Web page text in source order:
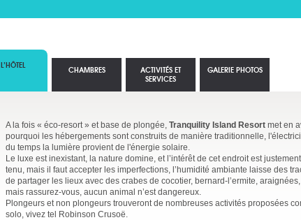
L’HÔTEL
A la fois « éco-resort » et base de plongée, Tranquility Island Resort met en
pourquoi les hébergements sont construits de manière traditionnelle,
du temps la lumière provient de l'énergie solaire.
Le luxe est inexistant, la nature domine, et l’intérêt de cet endroit est
tenu, mais il faut accepter les imperfections, l’humidité ambiante laisse des
de partager les lieux avec des crabes de cocotier, bernard-l’ermite,
mais rassurez-vous, aucun animal n’est dangereux.
Plongeurs et non plongeurs trouveront de nombreuses activités proposées
solo, vivez tel Robinson Crusoë.
CHAMBRES
ACTIVITÉS ET
SERVICES
GALERIE PHOTOS